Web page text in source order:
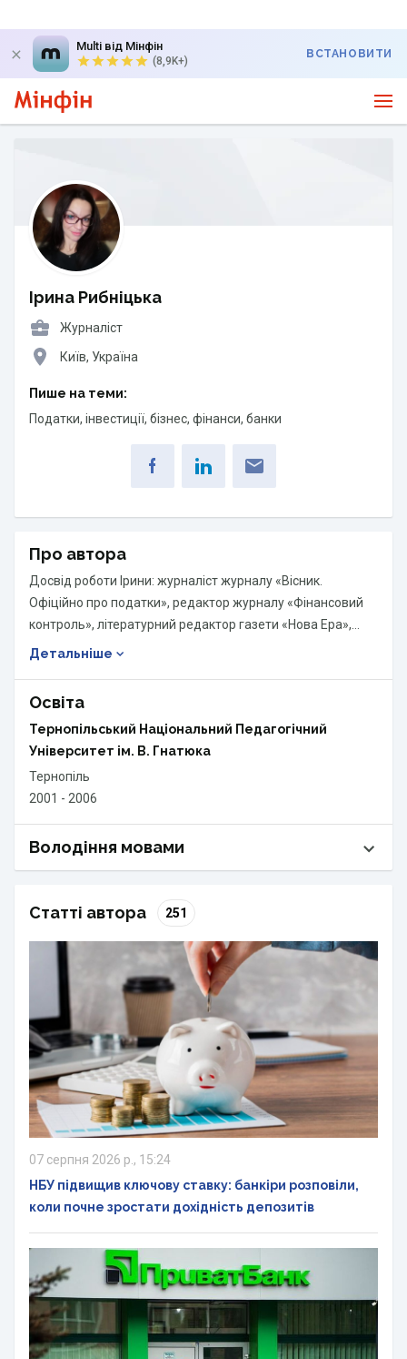
Multi від Мінфін
(8,9K+)
ВСТАНОВИТИ
Ірина Рибніцька
Журналіст
Київ, Україна
Пише на теми:
Податки, інвестиції, бізнес, фінанси, банки
Про автора
Досвід роботи Ірини: журналіст журналу «Вісник.
Офіційно про податки», редактор журналу «Фінансовий
контроль», літературний редактор газети «Нова Ера»,
журналіст газети «Місто», репортер «Тернопільська
Член Спілки журналістів України, з 2008 р.
Детальніше
Освіта
Тернопільський Національний Педагогічний
Університет ім. В. Гнатюка
Тернопіль
2001 - 2006
Володіння мовами
Статті автора 251
07 серпня 2026 р., 15:24
НБУ підвищив ключову ставку: банкіри розповіли,
коли почне зростати дохідність депозитів